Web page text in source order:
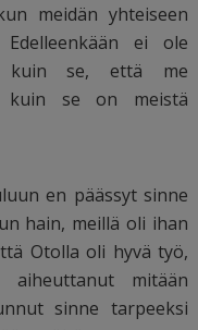
meidän yhteiseen
Edelleenkään ei ole
kuin se, että me
kuin se on meistä
en päässyt sinne
hain, meillä oli ihan
Otolla oli hyvä työ,
aiheuttanut mitään
sinne tarpeeksi